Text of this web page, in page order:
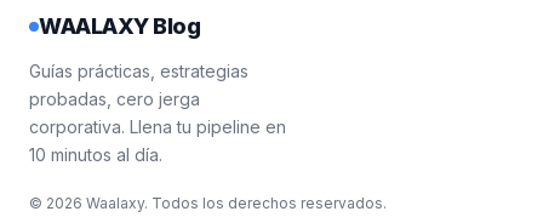
WAALAXY Blog
Guías prácticas, estrategias
probadas, cero jerga
corporativa. Llena tu pipeline en
10 minutos al día.
© 2026 Waalaxy. Todos los derechos reservados.